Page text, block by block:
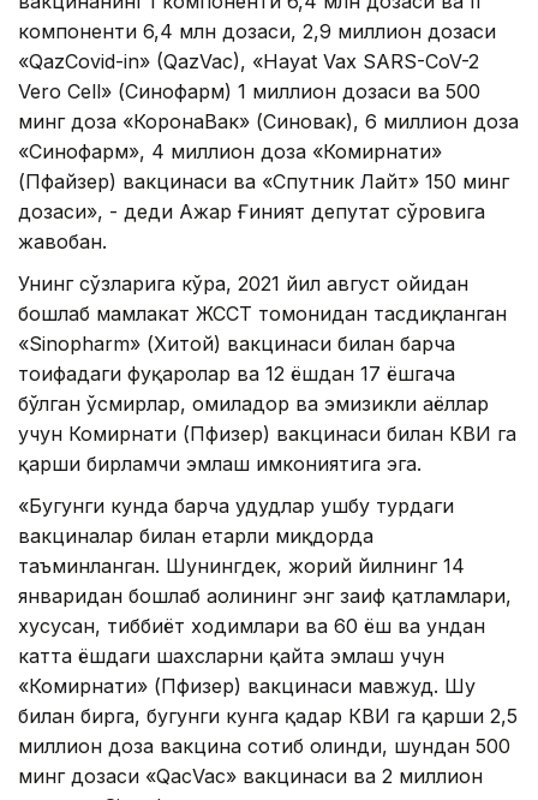
компоненти 6,4 млн дозаси, 2,9 миллион дозаси
«QazСovid-in» (QazVac), «Hayat Vax SARS-CoV-2
Vero Cell» (Синофарм) 1 миллион дозаси ва 500
минг доза «КоронаВак» (Синовак), 6 миллион доза
«Синофарм», 4 миллион доза «Комирнати»
(Пфайзер) вакцинаси ва «Спутник Лайт» 150 минг
дозаси», - деди Ажар Ғиният депутат сўровига
жавобан.
Унинг сўзларига кўра, 2021 йил август ойидан
бошлаб мамлакат ЖССТ томонидан тасдиқланган
«Sinopharm» (Хитой) вакцинаси билан барча
тоифадаги фуқаролар ва 12 ёшдан 17 ёшгача
бўлган ўсмирлар, ҳомиладор ва эмизикли аёллар
учун Комирнати (Пфизер) вакцинаси билан КВИ га
қарши бирламчи эмлаш имкониятига эга.
«Бугунги кунда барча ҳудудлар ушбу турдаги
вакциналар билан етарли миқдорда
таъминланган. Шунингдек, жорий йилнинг 14
январидан бошлаб аҳолининг энг заиф қатламлари,
хусусан, тиббиёт ходимлари ва 60 ёш ва ундан
катта ёшдаги шахсларни қайта эмлаш учун
«Комирнати» (Пфизер) вакцинаси мавжуд. Шу
билан бирга, бугунги кунга қадар КВИ га қарши 2,5
миллион доза вакцина сотиб олинди, шундан 500
минг дозаси «QaсVac» вакцинаси ва 2 миллион